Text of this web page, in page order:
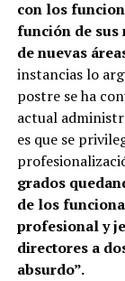
con los
función de sus
de nuevas
instancias lo
postre se ha
actual
es que se
grados
de los
profesional y
directores a
absurdo”.